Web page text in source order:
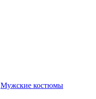
Мужские костюмы